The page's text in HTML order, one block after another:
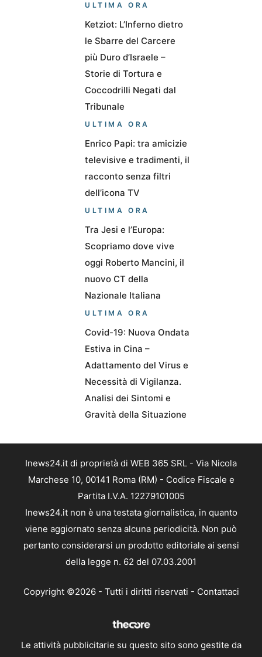
ULTIMA ORA
Ketziot: L’Inferno dietro
le Sbarre del Carcere
più Duro d’Israele –
Storie di Tortura e
Coccodrilli Negati dal
Tribunale
ULTIMA ORA
Enrico Papi: tra amicizie
televisive e tradimenti, il
racconto senza filtri
dell’icona TV
ULTIMA ORA
Tra Jesi e l’Europa:
Scopriamo dove vive
oggi Roberto Mancini, il
nuovo CT della
Nazionale Italiana
ULTIMA ORA
Covid-19: Nuova Ondata
Estiva in Cina –
Adattamento del Virus e
Necessità di Vigilanza.
Analisi dei Sintomi e
Gravità della Situazione
Inews24.it di proprietà di WEB 365 SRL - Via Nicola
Marchese 10, 00141 Roma (RM) - Codice Fiscale e
Partita I.V.A. 12279101005
Inews24.it non è una testata giornalistica, in quanto
viene aggiornato senza alcuna periodicità. Non può
pertanto considerarsi un prodotto editoriale ai sensi
della legge n. 62 del 07.03.2001
Copyright ©2026 - Tutti i diritti riservati - Contattaci
Le attività pubblicitarie su questo sito sono gestite da